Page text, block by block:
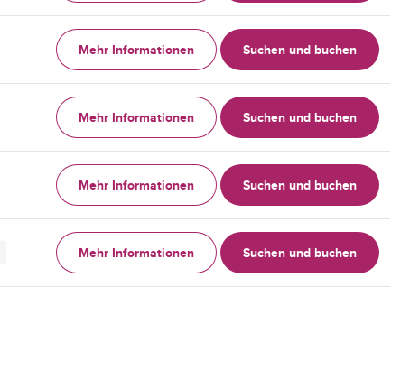
Mehr Informationen Suchen und buchen
Mehr Informationen Suchen und buchen
Mehr Informationen Suchen und buchen
Mehr Informationen Suchen und buchen